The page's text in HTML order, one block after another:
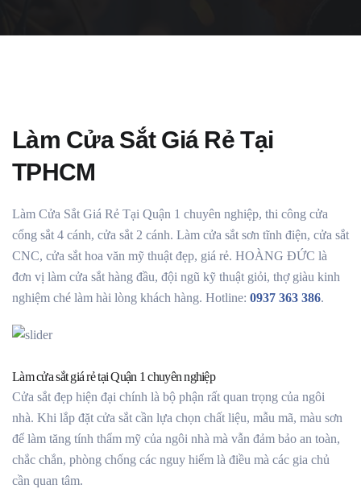
Làm Cửa Sắt Giá Rẻ Tại
TPHCM
Làm Cửa Sắt Giá Rẻ Tại Quận 1 chuyên nghiệp, thi công cửa
cổng sắt 4 cánh, cửa sắt 2 cánh. Làm cửa sắt sơn tĩnh điện, cửa sắt
CNC, cửa sắt hoa văn mỹ thuật đẹp, giá rẻ. HOÀNG ĐỨC là
đơn vị làm cửa sắt hàng đầu, đội ngũ kỹ thuật giỏi, thợ giàu kinh
nghiệm ché làm hài lòng khách hàng. Hotline: 0937 363 386.
Làm cửa sắt giá rẻ tại Quận 1 chuyên nghiệp
Cửa sắt đẹp hiện đại chính là bộ phận rất quan trọng của ngôi
nhà. Khi lắp đặt cửa sắt cần lựa chọn chất liệu, mẫu mã, màu sơn
để làm tăng tính thẩm mỹ của ngôi nhà mà vẫn đảm bảo an toàn,
chắc chắn, phòng chống các nguy hiểm là điều mà các gia chủ
cần quan tâm.